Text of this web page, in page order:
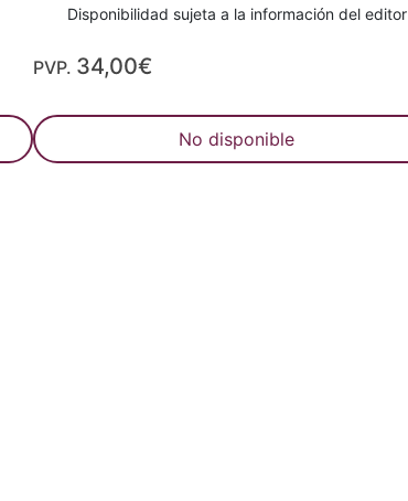
Disponibilidad sujeta a la información del editor
PVP. 34,00€
No disponible